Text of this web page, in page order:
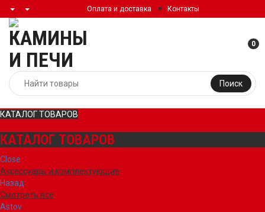
Оплата и доставка Контакты
Поиск
0
КАТАЛОГ ТОВАРОВ
КАТАЛОГ ТОВАРОВ
Close
Аксессуары и комплектующие
Назад
Смотреть все
Astov